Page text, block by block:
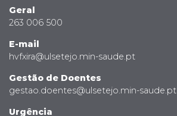
Geral
263 006 500
E-mail
hvfxira@ulsetejo.min-saude.pt
Gestão de Doentes
gestao.doentes@ulsetejo.min-saude.pt
Urgência